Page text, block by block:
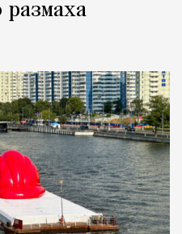
размаха